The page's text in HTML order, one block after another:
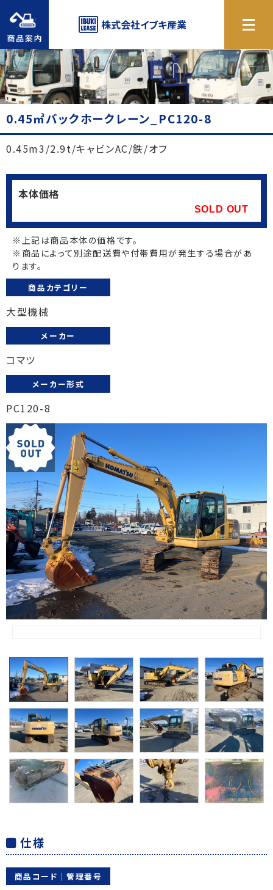
株式会社イブキ産業
0.45㎥バックホークレーン_PC120-8
0.45m3/2.9t/キャビンAC/鉄/オフ
本体価格
SOLD OUT
※上記は商品本体の価格です。
※商品によって別途配送費や付帯費用が発生する場合があ
ります。
商品カテゴリー
大型機械
メーカー
コマツ
メーカー形式
PC120-8
仕様
商品コード│管理番号